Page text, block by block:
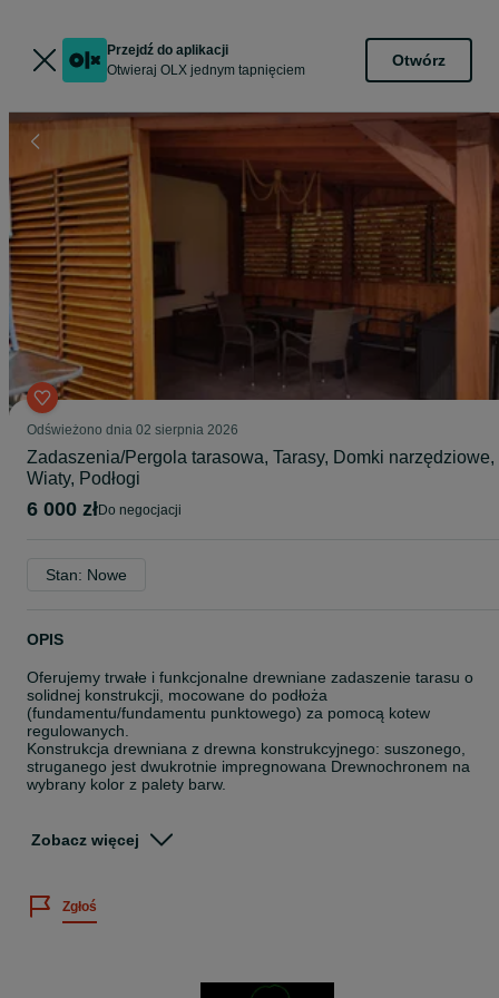
Przejdź do aplikacji
Otwieraj OLX jednym tapnięciem
Otwórz
Odświeżono dnia 02 sierpnia 2026
Zadaszenia/Pergola tarasowa, Tarasy, Domki narzędziowe,
Wiaty, Podłogi
6 000 zł do negocjacji
Stan: Nowe
OPIS
Oferujemy trwałe i funkcjonalne drewniane zadaszenie tarasu o
solidnej konstrukcji, mocowane do podłoża
(fundamentu/fundamentu punktowego) za pomocą kotew
regulowanych.
Konstrukcja drewniana z drewna konstrukcyjnego: suszonego,
struganego jest dwukrotnie impregnowana Drewnochronem na
wybrany kolor z palety barw.
Obróbki blacharskie stanowią estetyczne wykończenie oraz
Wykonujemy również zabudowy ścianek typu:
- z deski żaluzja,
Zobacz więcej
Zgłoś